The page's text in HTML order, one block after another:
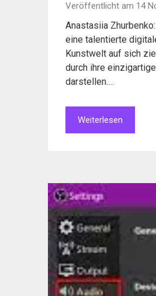
Veröffentlicht am 14
Anastasiia
eine talentierte
Kunstwelt auf sich
durch ihre
darstellen….
Weiterlesen